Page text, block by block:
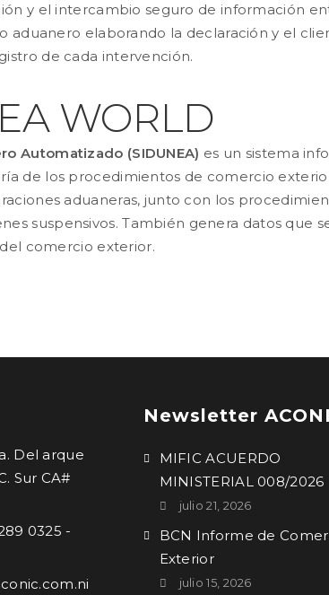
y el intercambio seguro de información
aduanero elaborando la declaración y el
de cada intervención.
WORLD
Automatizado (SIDUNEA) es un sistema
de los procedimientos de comercio
aduaneras, junto con los
suspensivos. También genera datos que
comercio exterior.
Del arque
Sur CA#
0325 -
Newsletter
MIFIC ACUERDO
MINISTERIAL 008/2026
julio 21, 2026
BCN Informe de
Exterior
julio 15, 2026